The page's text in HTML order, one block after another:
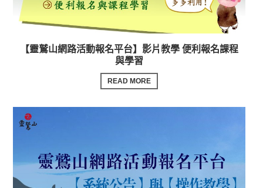
【靈鷲山網路活動報名平台】影片教學 便利報名課程
與學習
READ MORE